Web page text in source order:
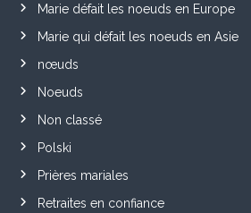
Marie défait les noeuds en Europe
Marie qui défait les noeuds en Asie
nœuds
Noeuds
Non classé
Polski
Prières mariales
Retraites en confiance